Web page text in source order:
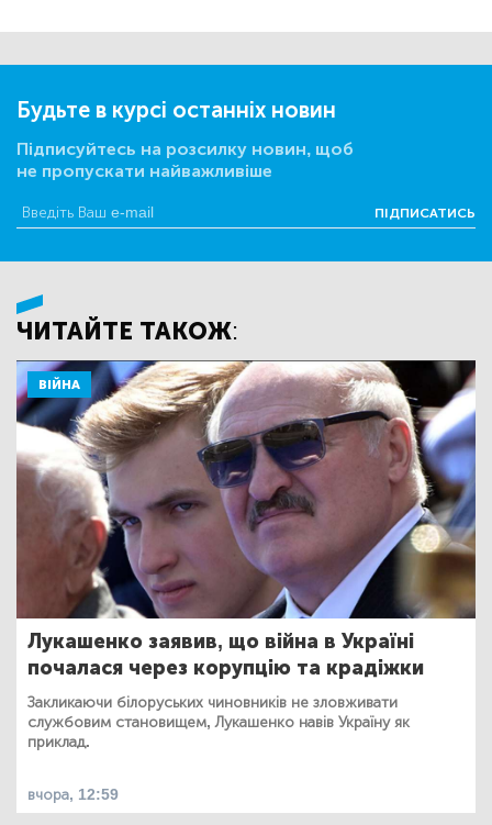
Будьте в курсі останніх новин
Підписуйтесь на розсилку новин, щоб
не пропускати найважливіше
ПІДПИСАТИСЬ
ЧИТАЙТЕ ТАКОЖ:
ВІЙНА
Лукашенко заявив, що війна в Україні
почалася через корупцію та крадіжки
Закликаючи білоруських чиновників не зловживати
службовим становищем, Лукашенко навів Україну як
приклад.
вчора, 12:59